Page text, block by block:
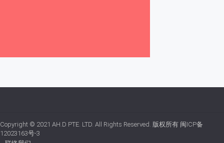
Copyright © 2021 AH.D PTE. LTD. All Rights Reserved. 版权所有 闽ICP备
12023163号-3